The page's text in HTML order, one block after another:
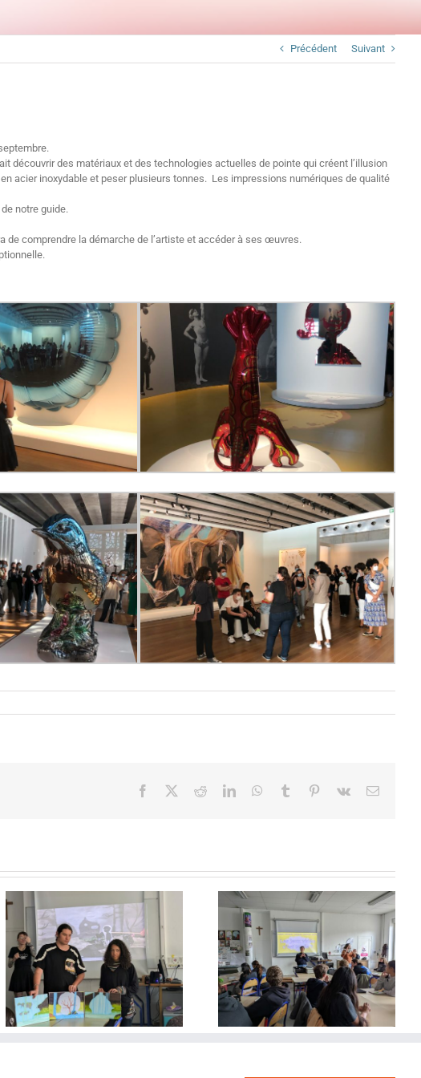
Précédent Suivant
découvrir des matériaux et des technologies actuelles de pointe qui créent l’illusion
acier inoxydable et peser plusieurs tonnes. Les impressions numériques de qualité
notre guide.
de comprendre la démarche de l’artiste et accéder à ses œuvres.
Facebook RedditLinkedInWhatsApp
Tumblr Pinterest
Vk Email
Projet BMA 1 « Une rentrée
numérique : les jeux vidéos,
c’est la vie ! »